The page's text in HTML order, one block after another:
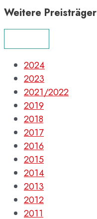
Weitere Preisträger
2024
2023
2021/2022
2019
2018
2017
2016
2015
2014
2013
2012
2011